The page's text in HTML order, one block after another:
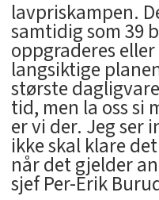
lavpriskampen.
samtidig som 39
oppgraderes
langsiktige
største
tid, men la oss si
er vi der. Jeg ser
ikke skal klare
når det gjelder
sjef Per-Erik